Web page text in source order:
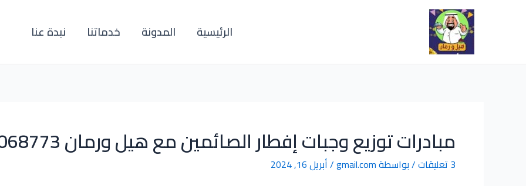
الرئيسية المدونة خدماتنا نبدة عنا
مبادرات توزيع وجبات إفطار الصائمين مع هيل ورمان 66068773
3 تعليقات / بواسطةgmail.com
/أبريل 16, 2024